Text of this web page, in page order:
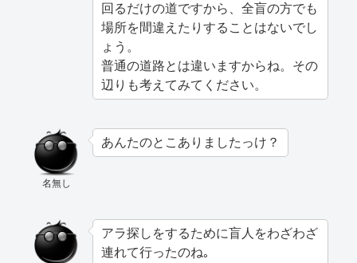
回るだけの道ですから、全盲の方でも
場所を間違えたりすることはないでし
ょう。
普通の道路とは違いますからね。その
辺りも考えてみてください。
名無し
あんたのとこありましたっけ？
アラ探しをするために盲人をわざわざ
連れて行ったのね｡